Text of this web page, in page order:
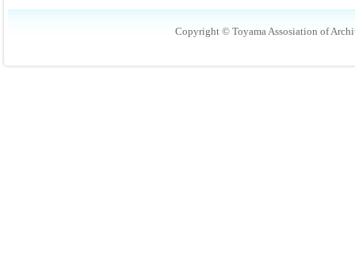
Copyright © Toyama Assosiation of